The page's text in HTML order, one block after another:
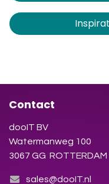
Contact
dooIT BV
Watermanweg 100
3067 GG ROTTERDAM
sales@dooIT.nl